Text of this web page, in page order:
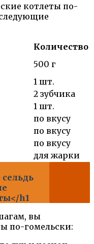
котлеты по-
Количество
500 г
1 шт.
2 зубчика
1 шт.
по вкусу
по вкусу
по вкусу
для жарки
h1
вы
по-гомельски: